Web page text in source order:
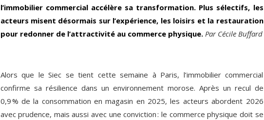
l’immobilier commercial accélère sa transformation. Plus sélectifs, les
acteurs misent désormais sur l’expérience, les loisirs et la restauration
pour redonner de l’attractivité au commerce physique. Par Cécile Buffard
Alors que le Siec se tient cette semaine à Paris, l’immobilier commercial
confirme sa résilience dans un environnement morose. Après un recul de
0,9 % de la consommation en magasin en 2025, les acteurs abordent 2026
avec prudence, mais aussi avec une conviction : le commerce physique doit se